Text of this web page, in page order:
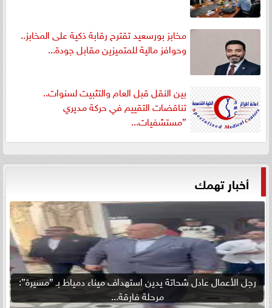
مخابز بورسعيد تقترح رقابة ذكية على المخابز..
وحوافز مالية للمتميزين مقابل جودة...
بين النقل قبل العام والتثبيت لسنوات..
تناقضات التقييم في حركة مديري
”مستشفيات...
أخبار تهمك
رجل الأعمال عادل شحاتة يدين استهداف ميناء دمياط بـ ”مسيرة”:
مرحلة فارقة...